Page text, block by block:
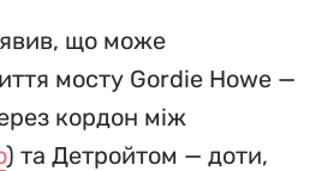
що може
мосту Gordie Howe —
кордон між
) та Детройтом — доти,